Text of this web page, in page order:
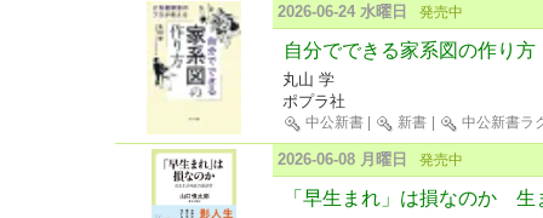
2026-06-24 水曜日 発売中
自分でできる家系図の作り方
丸山 学
ポプラ社
中公新書 新書 中公新書ラ
2026-06-08 月曜日 発売中
「早生まれ」は損なのか 生